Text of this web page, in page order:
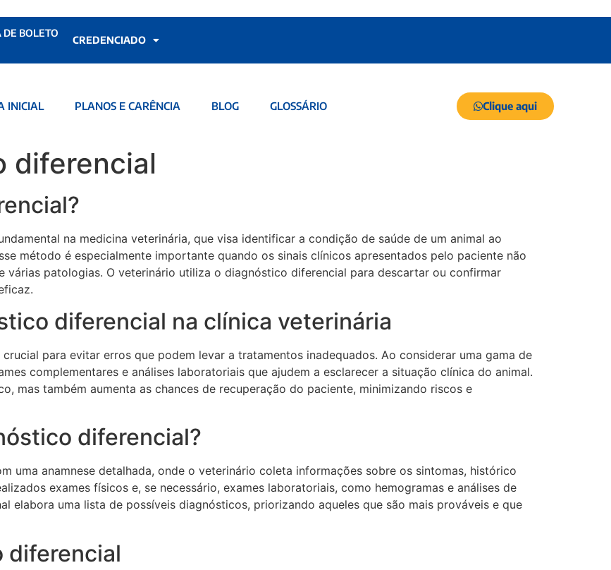
DE BOLETO
CREDENCIADO
INICIAL PLANOS E CARÊNCIA BLOG GLOSSÁRIO Clique aqui
diferencial
na medicina veterinária, que visa identificar a condição de saúde de um animal ao
método é especialmente importante quando os sinais clínicos apresentados pelo paciente não
várias patologias. O veterinário utiliza o diagnóstico diferencial para descartar ou confirmar
diferencial na clínica veterinária
para evitar erros que podem levar a tratamentos inadequados. Ao considerar uma gama de
complementares e análises laboratoriais que ajudem a esclarecer a situação clínica do animal.
mas também aumenta as chances de recuperação do paciente, minimizando riscos e
diferencial?
uma anamnese detalhada, onde o veterinário coleta informações sobre os sintomas, histórico
exames físicos e, se necessário, exames laboratoriais, como hemogramas e análises de
elabora uma lista de possíveis diagnósticos, priorizando aqueles que são mais prováveis e que
diferencial